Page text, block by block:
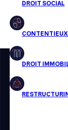
Droit immobilier
Restructuring
Aucun résultats